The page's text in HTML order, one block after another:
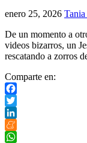
enero 25, 2026
De un momento a
videos bizarros, un
rescatando a zorros
Comparte en:
Facebook
Twitter
LinkedIn
Meneame